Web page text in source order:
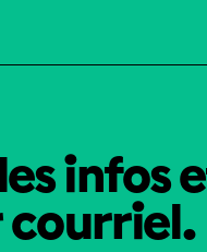
infos
courriel.